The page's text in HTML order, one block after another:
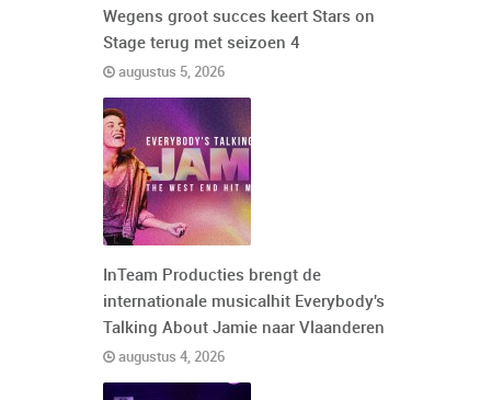
Wegens groot succes keert Stars on
Stage terug met seizoen 4
augustus 5, 2026
InTeam Producties brengt de
internationale musicalhit Everybody's
Talking About Jamie naar Vlaanderen
augustus 4, 2026